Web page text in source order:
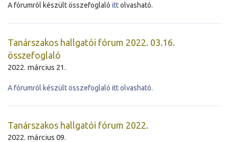
A fórumról készült összefoglaló ittolvasható.
Tanárszakos hallgatói fórum 2022. 03.16.
összefoglaló
2022. március 21.
A fórumról készült összefoglaló itt olvasható.
Tanárszakos hallgatói fórum 2022.
2022. március 09.